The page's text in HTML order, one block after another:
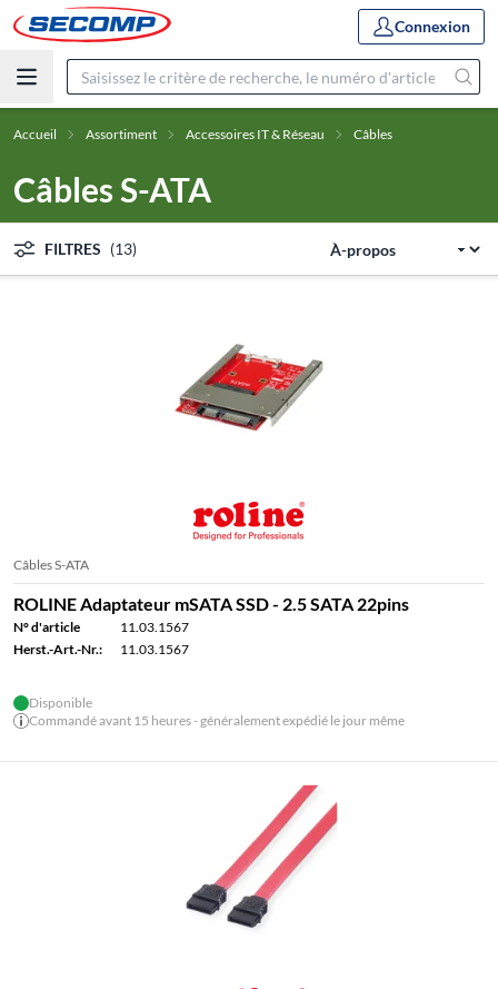
Connexion
Accueil Assortiment Accessoires IT & Réseau Câbles
Câbles S-ATA
FILTRES (13)
Câbles S-ATA
ROLINE Adaptateur mSATA SSD - 2.5 SATA 22pins
N° d'article
11.03.1567
Herst.-Art.-Nr.:
11.03.1567
Disponible
Commandé avant 15 heures - généralement expédié le jour même